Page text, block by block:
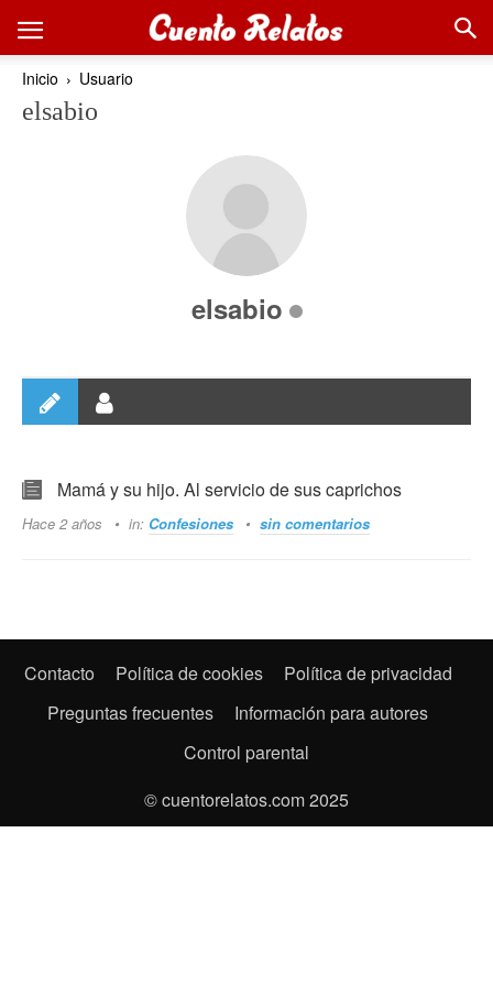
Inicio Usuario
elsabio
elsabio
Mamá y su hijo. Al servicio de sus caprichos
Hace 2 años in: Confesiones sin comentarios
Contacto Política de cookies
Política de privacidad
Preguntas frecuentes
Información para autores
Control parental
© cuentorelatos.com 2025